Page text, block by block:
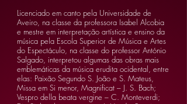
Licenciado em canto pela Universidade de
Aveiro, na classe da professora Isabel Alcobia
e mestre em interpretação artística e ensino da
música pela Escola Superior de Música e Artes
do Espectáculo, na classe do professor António
Salgado, interpretou algumas das obras mais
emblemáticas da música erudita ocidental, entre
elas: Paixão Segundo S. João e S. Mateus,
Missa em Si menor, Magnificat – J. S. Bach;
Vespro della beata vergine – C. Monteverdi;